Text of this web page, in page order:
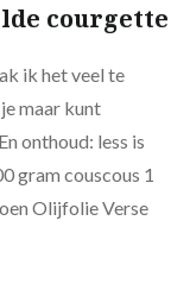
courgette
ik het veel te
maar kunt
onthoud: less is
gram couscous 1
Olijfolie Verse